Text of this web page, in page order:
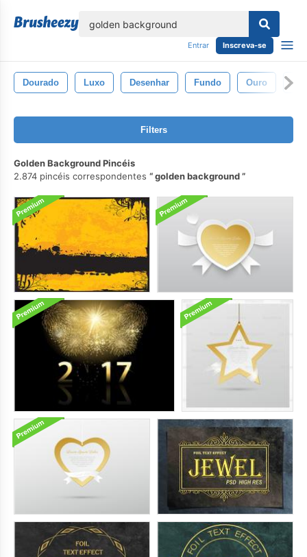
Entrar Inscreva-se
Dourado Luxo Desenhar Fundo Ouro
Filters
Golden Background Pincéis
2.874 pincéis correspondentes
golden background